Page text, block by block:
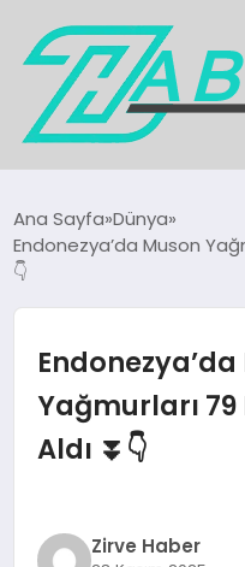
GÜNDEM
EĞITIM
Ana Sayfa Dünya
Endonezya’da Muson
👇
Yağmurları 79
Aldı ⏬👇
Zirve Haber